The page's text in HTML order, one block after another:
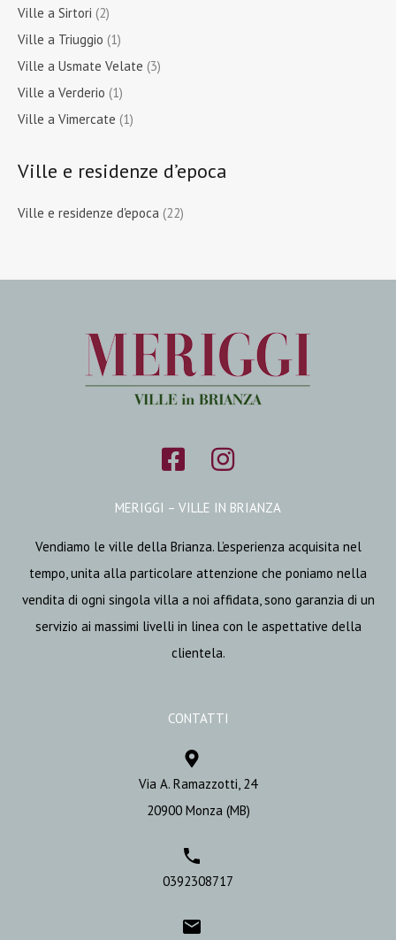
Ville a Sirtori (2)
Ville a Triuggio (1)
Ville a Usmate Velate (3)
Ville a Verderio (1)
Ville a Vimercate (1)
Ville e residenze d’epoca
Ville e residenze d'epoca (22)
MERIGGI – VILLE IN BRIANZA
Vendiamo le ville della Brianza. L’esperienza acquisita nel
tempo, unita alla particolare attenzione che poniamo nella
vendita di ogni singola villa a noi affidata, sono garanzia di un
servizio ai massimi livelli in linea con le aspettative della
clientela.
CONTATTI
Via A. Ramazzotti, 24
20900 Monza (MB)
0392308717